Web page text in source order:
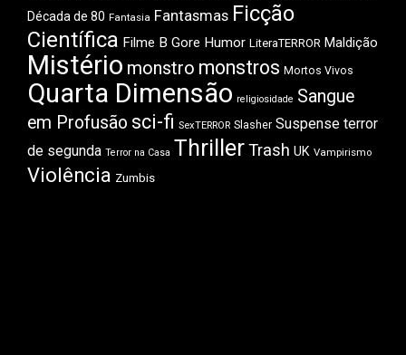
Década de 80 Fantasia Fantasmas Ficção
Científica Filme B Gore Humor LiteraTERROR Maldição
Mistério monstro monstros Mortos Vivos
Quarta Dimensão religiosidade Sangue
em Profusão sci-fi SexTERROR Slasher Suspense terror
de segunda Terror na Casa ThrillerTrash UK Vampirismo
Violência Zumbis